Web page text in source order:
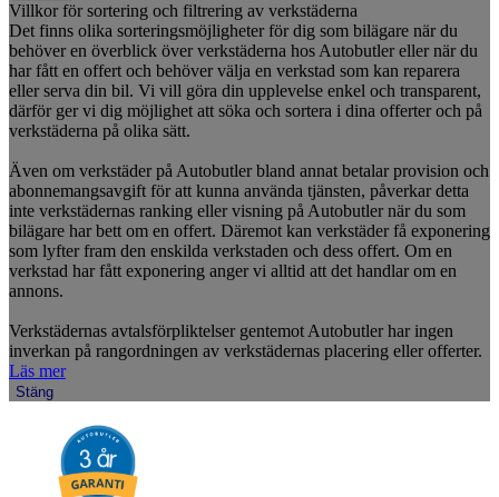
Villkor för sortering och filtrering av verkstäderna
Det finns olika sorteringsmöjligheter för dig som bilägare när du
behöver en överblick över verkstäderna hos Autobutler eller när du
har fått en offert och behöver välja en verkstad som kan reparera
eller serva din bil. Vi vill göra din upplevelse enkel och transparent,
därför ger vi dig möjlighet att söka och sortera i dina offerter och på
verkstäderna på olika sätt.
Även om verkstäder på Autobutler bland annat betalar provision och
abonnemangsavgift för att kunna använda tjänsten, påverkar detta
inte verkstädernas ranking eller visning på Autobutler när du som
bilägare har bett om en offert. Däremot kan verkstäder få exponering
som lyfter fram den enskilda verkstaden och dess offert. Om en
verkstad har fått exponering anger vi alltid att det handlar om en
annons.
Verkstädernas avtalsförpliktelser gentemot Autobutler har ingen
inverkan på rangordningen av verkstädernas placering eller offerter.
Läs mer
Stäng